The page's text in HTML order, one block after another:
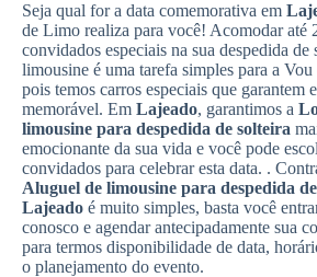
Seja qual for a data comemorativa em
de Limo realiza para você! Acomodar até
convidados especiais na sua despedida de
limousine é uma tarefa simples para a
pois temos carros especiais que garantem
memorável. Em Lajeado, garantimos a
limousine para despedida de solteira
emocionante da sua vida e você pode
convidados para celebrar esta data. .
Aluguel de limousine para despedida
Lajeado é muito simples, basta você
conosco e agendar antecipadamente sua
para termos disponibilidade de data,
o planejamento do evento.